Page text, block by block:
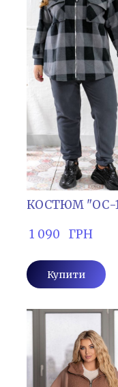
КОСТЮМ "ОС-
1 090   ГРН
Купити